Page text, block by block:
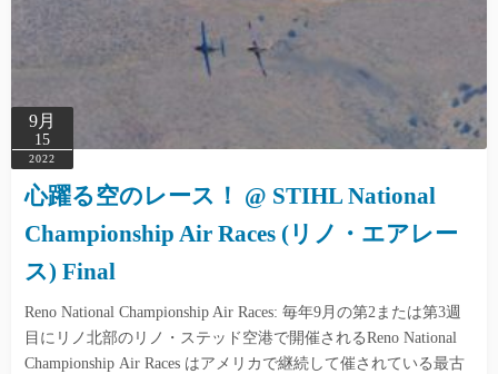
9月
15
2022
心躍る空のレース！ @ STIHL National
Championship Air Races (リノ・エアレー
ス) Final
Reno National Championship Air Races: 毎年9月の第2または第3週
目にリノ北部のリノ・ステッド空港で開催されるReno National
Championship Air Races はアメリカで継続して催されている最古